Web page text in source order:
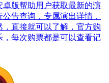
版帮助用户获取最新的演
告查询，专属演出详情，
直接就可以了解，官方购
每次购票都是可以查看记